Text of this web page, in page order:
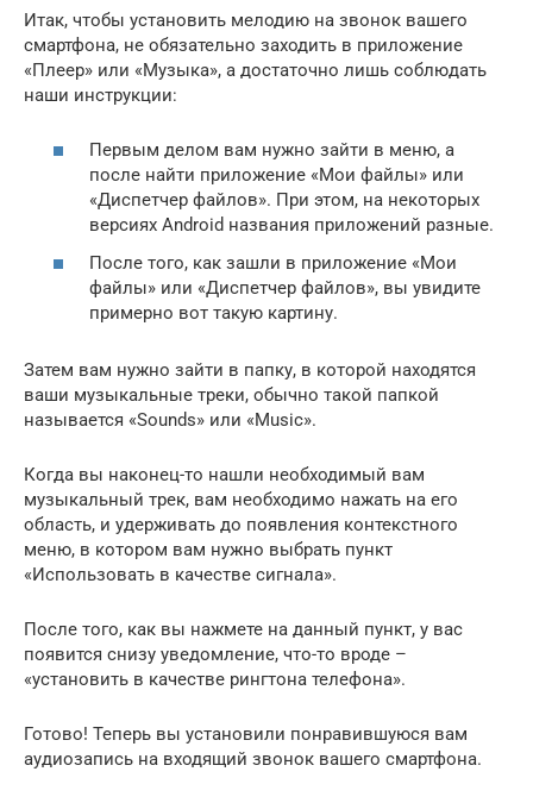
Итак, чтобы установить мелодию на звонок вашего
смартфона, не обязательно заходить в приложение
«Плеер» или «Музыка», а достаточно лишь соблюдать
наши инструкции:
Первым делом вам нужно зайти в меню, а
после найти приложение «Мои файлы» или
«Диспетчер файлов». При этом, на некоторых
версиях Android названия приложений разные.
После того, как зашли в приложение «Мои
файлы» или «Диспетчер файлов», вы увидите
примерно вот такую картину.
Затем вам нужно зайти в папку, в которой находятся
ваши музыкальные треки, обычно такой папкой
называется «Sounds» или «Music».
Когда вы наконец-то нашли необходимый вам
музыкальный трек, вам необходимо нажать на его
область, и удерживать до появления контекстного
меню, в котором вам нужно выбрать пункт
«Использовать в качестве сигнала».
После того, как вы нажмете на данный пункт, у вас
появится снизу уведомление, что-то вроде –
«установить в качестве рингтона телефона».
Готово! Теперь вы установили понравившуюся вам
аудиозапись на входящий звонок вашего смартфона.